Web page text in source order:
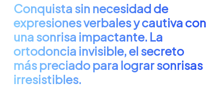
Conquista sin necesidad de
expresiones verbales y cautiva con
una sonrisa impactante. La
ortodoncia invisible, el secreto
más preciado para lograr sonrisas
irresistibles.